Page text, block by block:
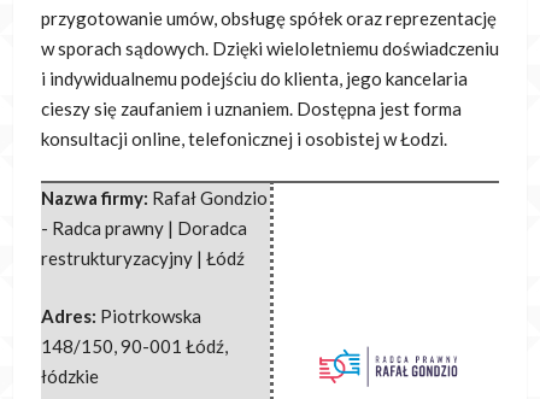
przygotowanie umów, obsługę spółek oraz reprezentację
w sporach sądowych. Dzięki wieloletniemu doświadczeniu
i indywidualnemu podejściu do klienta, jego kancelaria
cieszy się zaufaniem i uznaniem. Dostępna jest forma
konsultacji online, telefonicznej i osobistej w Łodzi.
Nazwa firmy: Rafał Gondzio
- Radca prawny | Doradca
restrukturyzacyjny | Łódź
Adres: Piotrkowska
148/150,90-001 Łódź,
łódzkie